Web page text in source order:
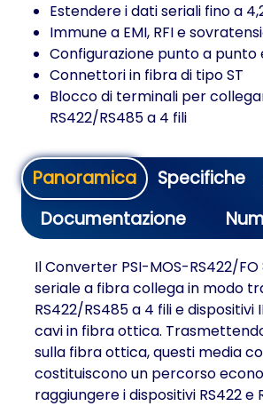
Estendere i dati seriali fino a
Immune a EMI, RFI e
Configurazione punto a punto
Connettori in fibra di tipo ST
Blocco di terminali per
RS422/RS485 a 4 fili
Panoramica Specifiche
Documentazione
Il Converter PSI-MOS-RS422/FO
seriale a fibra collega in modo
RS422/RS485 a 4 fili e dispositivi
cavi in fibra ottica.
sulla fibra ottica, questi media
costituiscono un percorso
raggiungere i dispositivi RS422 e